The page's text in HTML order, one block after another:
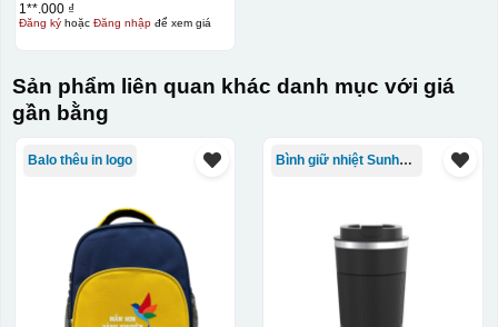
1**.000 ₫
Đăng kýhoặc Đăng nhậpđể xem giá
Sản phẩm liên quan khác danh mục với giá
gần bằng
Balo thêu in logo Bình giữ nhiệt Sunhouse